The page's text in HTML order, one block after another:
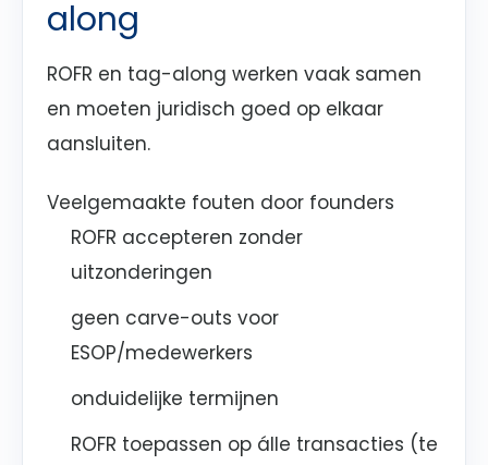
along
ROFR en tag-along werken vaak samen
en moeten juridisch goed op elkaar
aansluiten.
Veelgemaakte fouten door founders
ROFR accepteren zonder
uitzonderingen
geen carve-outs voor
ESOP/medewerkers
onduidelijke termijnen
ROFR toepassen op álle transacties (te